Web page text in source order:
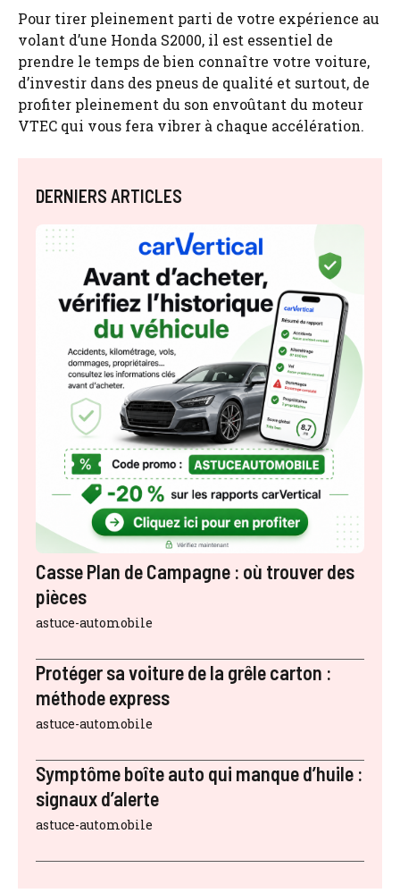
Pour tirer pleinement parti de votre expérience au
volant d’une Honda S2000, il est essentiel de
prendre le temps de bien connaître votre voiture,
d’investir dans des pneus de qualité et surtout, de
profiter pleinement du son envoûtant du moteur
VTEC qui vous fera vibrer à chaque accélération.
DERNIERS ARTICLES
Casse Plan de Campagne : où trouver des
pièces
astuce-automobile
Protéger sa voiture de la grêle carton :
méthode express
astuce-automobile
Symptôme boîte auto qui manque d’huile :
signaux d’alerte
astuce-automobile